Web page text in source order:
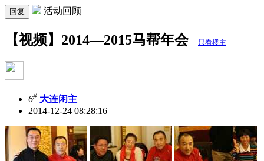
回复 活动回顾
【视频】2014—2015马帮年会 只看楼主
6# 大连闲主
2014-12-24 08:28:16